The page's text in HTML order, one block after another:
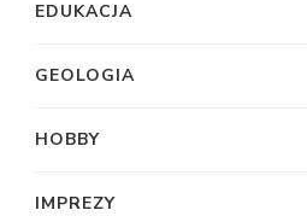
EDUKACJA
GEOLOGIA
HOBBY
IMPREZY